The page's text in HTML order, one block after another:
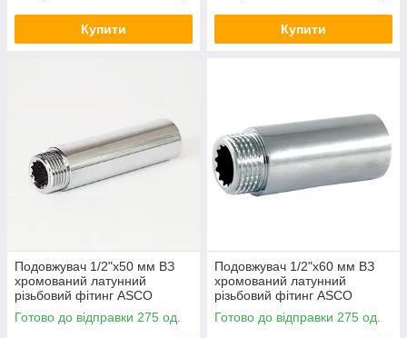
Купити Купити
Подовжувач 1/2"х50 мм ВЗ
хромований латунний
різьбовий фітинг ASCO
Armatura для
водопостачання та опалення
Готово до відправки 275 од.
Подовжувач 1/2"х60 мм ВЗ
хромований латунний
різьбовий фітинг ASCO
Armatura для
водопостачання та опалення
Готово до відправки 275 од.